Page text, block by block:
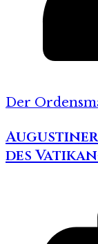
Der
des